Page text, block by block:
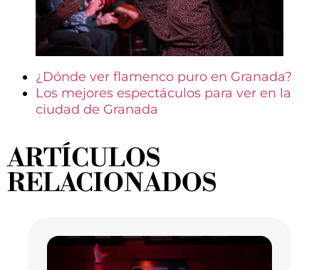
¿Dónde ver flamenco puro en Granada?
Los mejores espectáculos para ver en la
ciudad de Granada
ARTÍCULOS
RELACIONADOS